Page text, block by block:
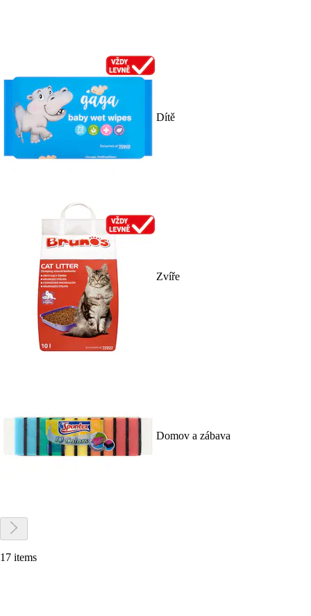
Dítě
Zvíře
Domov a zábava
17 items